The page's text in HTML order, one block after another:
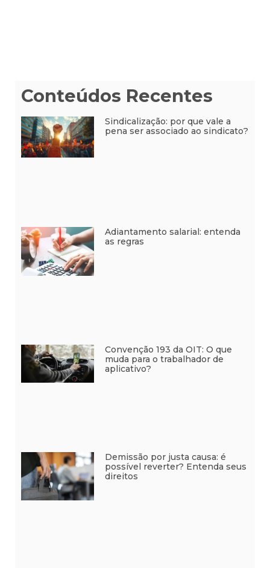
Conteúdos Recentes
Sindicalização: por que vale a
pena ser associado ao sindicato?
Adiantamento salarial: entenda
as regras
Convenção 193 da OIT: O que
muda para o trabalhador de
aplicativo?
Demissão por justa causa: é
possível reverter? Entenda seus
direitos